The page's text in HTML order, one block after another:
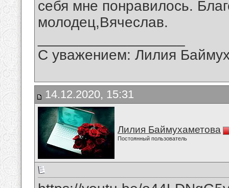
себя мне понравилось.
молодец,Вячеслав.
С уважением: Лилия
14.12.2020, 15:31
Лилия Баймухаметова
Постоянный пользователь